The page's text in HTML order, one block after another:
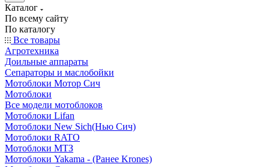
Каталог
По всему сайту
По каталогу
Все товары
Агротехника
Доильные аппараты
Сепараторы и маслобойки
Мотоблоки Мотор Сич
Мотоблоки
Все модели мотоблоков
Мотоблоки Lifan
Мотоблоки New Sich(Нью Сич)
Мотоблоки RATO
Мотоблоки МТЗ
Мотоблоки Yakama - (Ранее Krones)